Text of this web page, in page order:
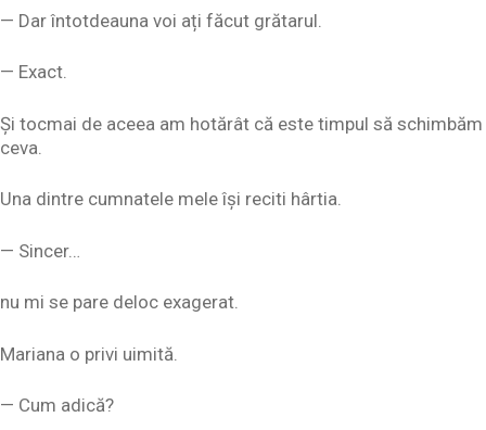
— Dar întotdeauna voi ați făcut grătarul.
— Exact.
Și tocmai de aceea am hotărât că este timpul să schimbăm
ceva.
Una dintre cumnatele mele își reciti hârtia.
— Sincer…
nu mi se pare deloc exagerat.
Mariana o privi uimită.
— Cum adică?